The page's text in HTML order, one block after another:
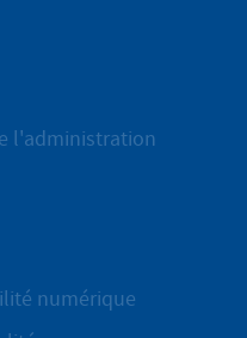
l'administration
numérique